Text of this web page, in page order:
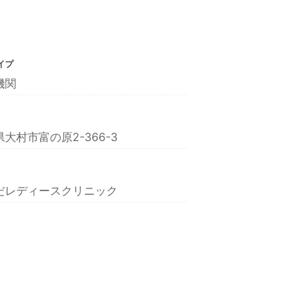
プ
関
大村市富の原2-366-3
レディースクリニック